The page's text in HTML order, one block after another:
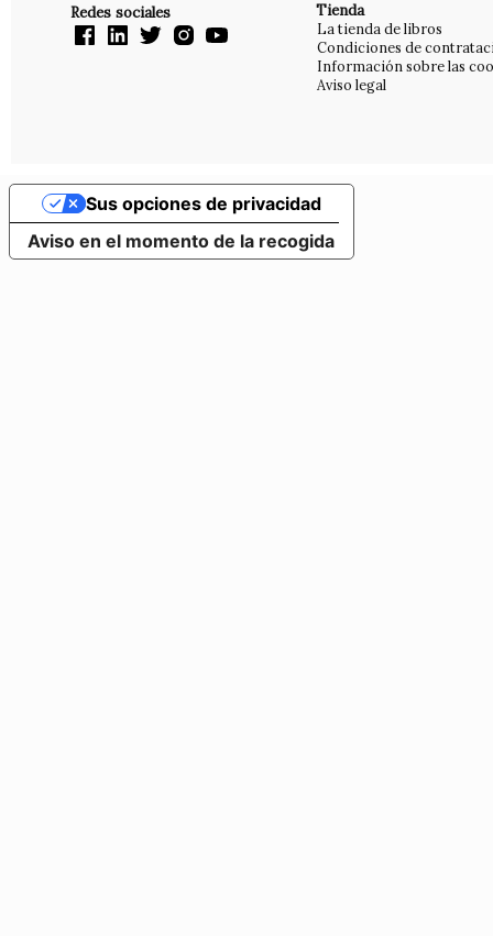
Redes sociales Tienda
La tienda de libros
Condiciones de
Información sobre las
Aviso legal
Aviso en el momento de la recogida
Sus opciones de privacidad